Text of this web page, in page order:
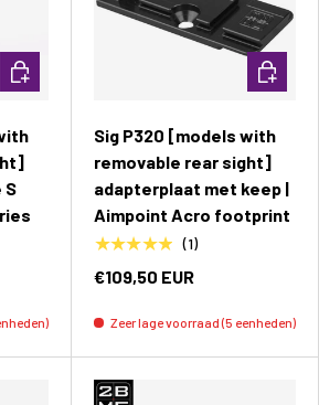
S
Toevoegen aan winkelwagen
Sig P320 [models with
removable rear sight]
adapterplaat met keep |
Aimpoint Acro footprint
★★★★★ (1)
€109,50 EUR
Zeer lage voorraad (5 eenheden)